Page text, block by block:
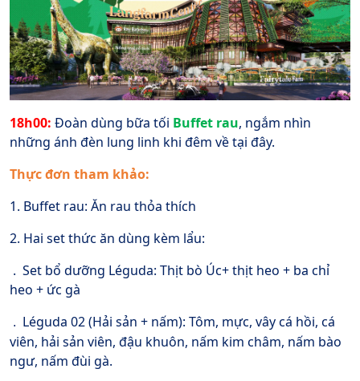
18h00: Đoàn dùng bữa tối Buffet rau, ngắm nhìn
những ánh đèn lung linh khi đêm về tại đây.
Thực đơn tham khảo:
1. Buffet rau: Ăn rau thỏa thích
2. Hai set thức ăn dùng kèm lẩu:
. Set bổ dưỡng Léguda: Thịt bò Úc+ thịt heo + ba chỉ
heo + ức gà
. Léguda 02 (Hải sản + nấm): Tôm, mực, vây cá hồi, cá
viên, hải sản viên, đậu khuôn, nấm kim châm, nấm bào
ngư, nấm đùi gà.